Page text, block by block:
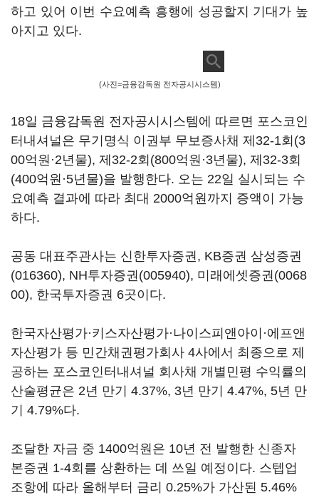
하고 있어 이번 수요예측 흥행에 성공할지 기대가 높
아지고 있다.
(사진=금융감독원 전자공시시스템)
18일 금융감독원 전자공시시스템에 따르면 포스코인
터내셔널은 무기명식 이권부 무보증사채 제32-1회(3
00억원·2년물), 제32-2회(800억원·3년물), 제32-3회
(400억원·5년물)을 발행한다. 오는 22일 실시되는 수
요예측 결과에 따라 최대 2000억원까지 증액이 가능
하다.
공동 대표주관사는 신한투자증권, KB증권 삼성증권
(016360), NH투자증권(005940), 미래에셋증권(0068
00), 한국투자증권 6곳이다.
한국자산평가·키스자산평가·나이스피앤아이·에프앤
자산평가 등 민간채권평가회사 4사에서 최종으로 제
공하는 포스코인터내셔널 회사채 개별민평 수익률의
산술평균은 2년 만기 4.37%, 3년 만기 4.47%, 5년 만
기 4.79%다.
조달한 자금 중 1400억원은 10년 전 발행한 신종자
본증권 1-4회를 상환하는 데 쓰일 예정이다. 스텝업
조항에 따라 올해부터 금리 0.25%가 가산된 5.46%